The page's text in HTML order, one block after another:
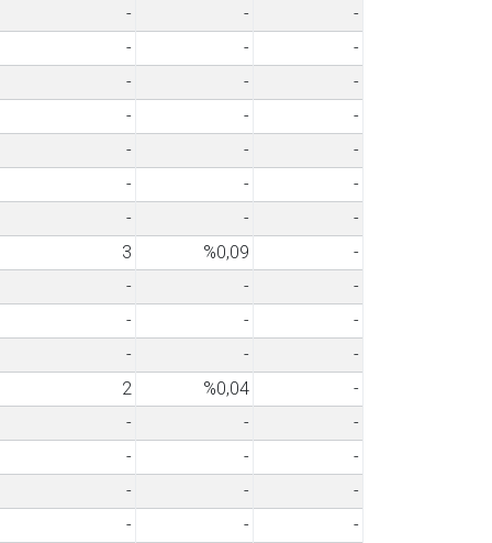
- -
-
- -
-
- -
-
- -
-
- -
-
- -
-
- -
-
3 %0,09
-
- -
-
- -
-
- -
-
2 %0,04
-
- -
-
- -
-
- -
-
- -
-